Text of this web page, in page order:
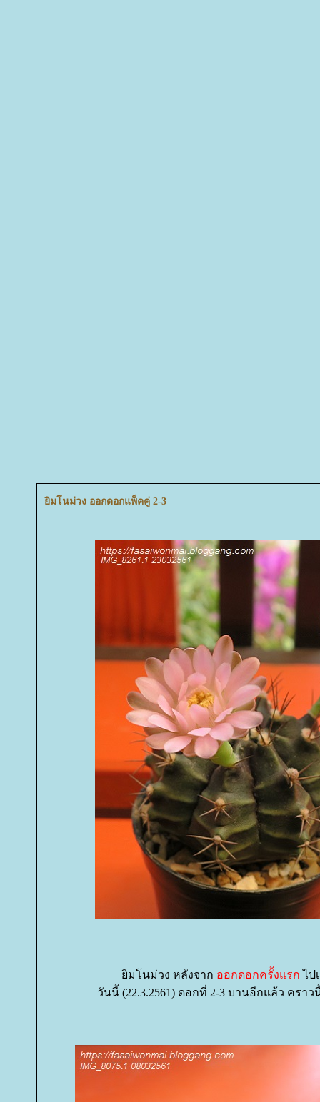
ิมโนม่วง ออกดอกแพ็คคู่ 2-3
ิมโนม่วง หลังจาก ออกดอกครั้งแรกไป
วันนี้ (22.3.2561) ดอกที่ 2-3 บานอีกแล้ว ครา